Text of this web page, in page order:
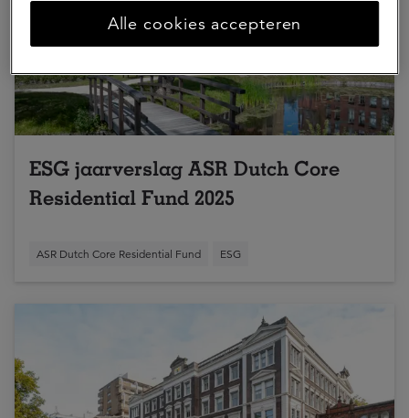
ESG jaarverslag ASR Dutch Core
Residential Fund 2025
ASR Dutch Core Residential Fund ESG
Alle cookies accepteren